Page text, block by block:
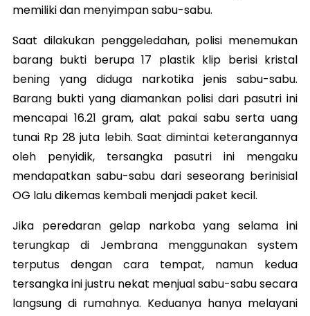
memiliki dan menyimpan sabu-sabu.
Saat dilakukan penggeledahan, polisi menemukan
barang bukti berupa 17 plastik klip berisi kristal
bening yang diduga narkotika jenis sabu-sabu.
Barang bukti yang diamankan polisi dari pasutri ini
mencapai 16.21 gram, alat pakai sabu serta uang
tunai Rp 28 juta lebih. Saat dimintai keterangannya
oleh penyidik, tersangka pasutri ini mengaku
mendapatkan sabu-sabu dari seseorang berinisial
OG lalu dikemas kembali menjadi paket kecil.
Jika peredaran gelap narkoba yang selama ini
terungkap di Jembrana menggunakan system
terputus dengan cara tempat, namun kedua
tersangka ini justru nekat menjual sabu-sabu secara
langsung di rumahnya. Keduanya hanya melayani